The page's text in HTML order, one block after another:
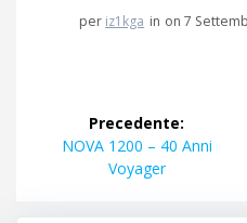
per iz1kga in on 7
Navigazione
articoli
Precedente:
Articolo
precedente:
NOVA 1200 – 40 Anni
Voyager